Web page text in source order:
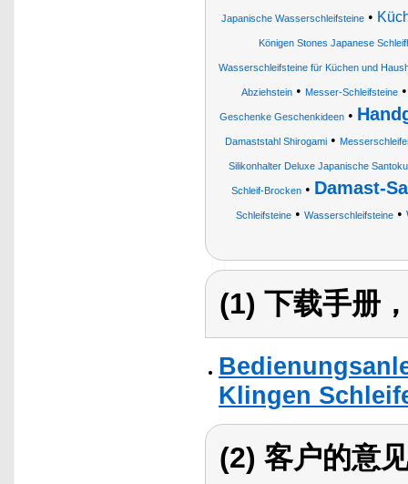
Japanische Wasserschleifsteine •
Königen Stones Japanese
Wasserschleifsteine für Küchen und
Abziehstein• Messer-Schleifsteine
Geschenke Geschenkideen •
Damaststahl Shirogami•
Silikonhalter Deluxe Japanische
Schleif-Brocken • Damast-
Schleifsteine • Wasserschleifsteine •
(1) 下载手册
Klingen
(2) 客户的意